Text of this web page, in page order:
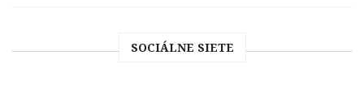
SOCIÁLNE SIETE